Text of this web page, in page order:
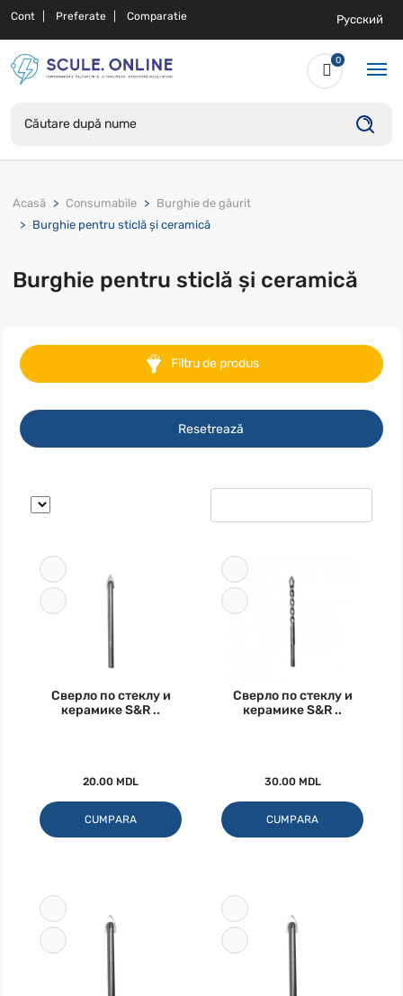
Cont Preferate Comparatie Русский
0
Acasă Consumabile
Burghie de găurit
Burghie pentru sticlă și ceramică
Burghie pentru sticlă și ceramică
Filtru de produs
Resetrează
Сверло по стеклу и
керамике S&R ..
20.00 MDL
CUMPARA
Сверло по стеклу и
керамике S&R ..
30.00 MDL
CUMPARA